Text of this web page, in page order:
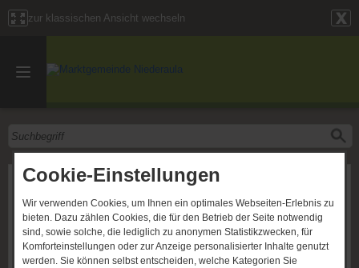
Cookie-Einstellungen
Wir verwenden Cookies, um Ihnen ein optimales Webseiten-Erlebnis zu
bieten. Dazu zählen Cookies, die für den Betrieb der Seite notwendig
sind, sowie solche, die lediglich zu anonymen Statistikzwecken, für
Komforteinstellungen oder zur Anzeige personalisierter Inhalte genutzt
werden. Sie können selbst entscheiden, welche Kategorien Sie
zur klassischen Ansicht wechseln
Übernehme eine Wegepatenschaft
auf dem Fulda-Radweg R1!